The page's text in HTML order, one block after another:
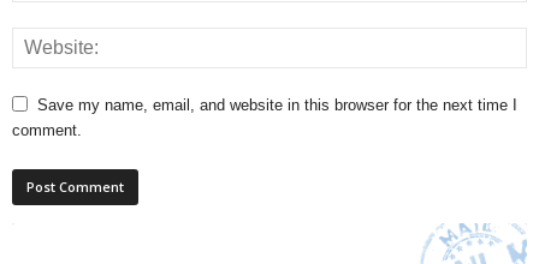
Save my name, email, and website in this browser for the next time I
comment.